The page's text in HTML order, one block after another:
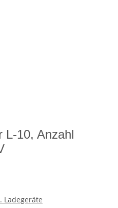
L-10, Anzahl
Ladegeräte